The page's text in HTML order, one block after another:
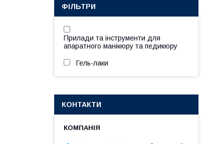
ФІЛЬТРИ
Прилади та інструменти для
апаратного манікюру та педикюру
Гель-лаки
КОНТАКТИ